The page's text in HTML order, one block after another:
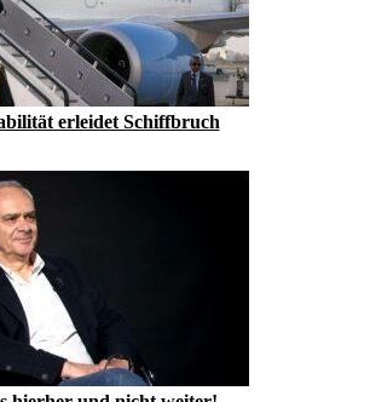
erleidet Schiffbruch